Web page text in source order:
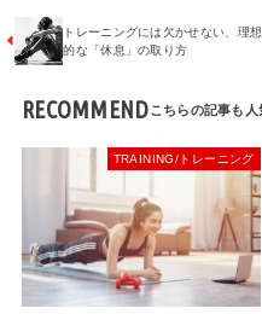
トレーニングには欠かせない、理想
的な「休息」の取り方
RECOMMEND
TRAINING/トレーニング